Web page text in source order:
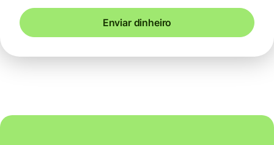
Enviar dinheiro